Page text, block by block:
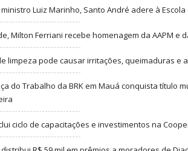
Luiz Marinho, Santo André adere à
Milton Ferriani recebe homenagem da AAPM e
limpeza pode causar irritações, queimaduras e
do Trabalho da BRK em Mauá conquista título
ciclo de capacitações e investimentos na